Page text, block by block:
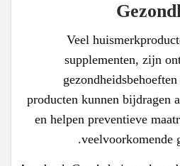
Veel
supplementen, zijn
producten kunnen bijdragen
en helpen preventieve
veelvoorkomende